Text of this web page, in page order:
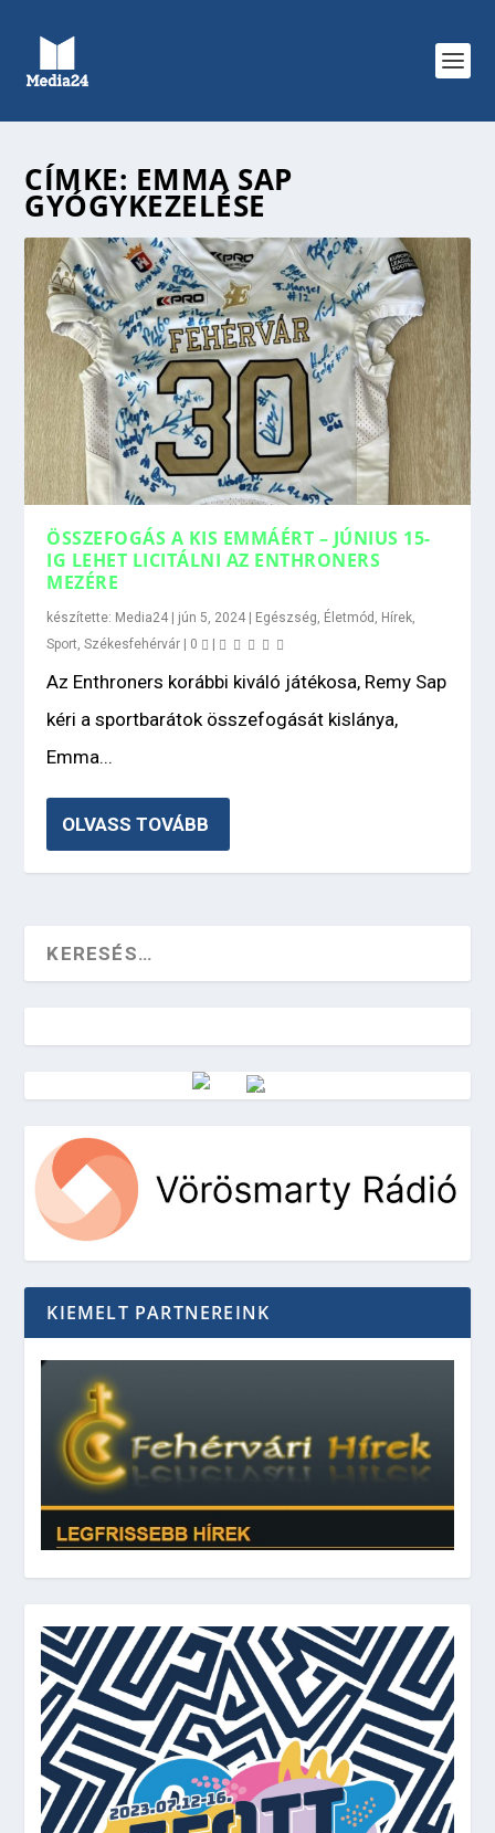
CÍMKE: EMMA SAP
GYÓGYKEZELÉSE
ÖSSZEFOGÁS A KIS EMMÁÉRT – JÚNIUS 15-
IG LEHET LICITÁLNI AZ ENTHRONERS
MEZÉRE
készítette: Media24 | jún 5, 2024 | Egészség Életmód Hírek
Sport ,Székesfehérvár | 0 |
Az Enthroners korábbi kiváló játékosa, Remy Sap
kéri a sportbarátok összefogását kislánya,
Emma...
OLVASS TOVÁBB
Vörösmarty Rádió
KIEMELT PARTNEREINK